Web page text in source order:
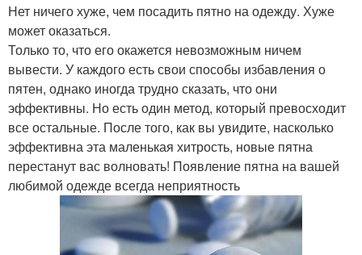
Нет ничего хуже, чем посадить пятно на одежду. Хуже
может оказаться.
Только то, что его окажется невозможным ничем
вывести. У каждого есть свои способы избавления о
пятен, однако иногда трудно сказать, что они
эффективны. Но есть один метод, который превосходит
все остальные. После того, как вы увидите, насколько
эффективна эта маленькая хитрость, новые пятна
перестанут вас волновать! Появление пятна на вашей
любимой одежде всегда неприятность